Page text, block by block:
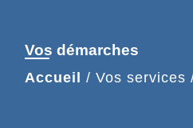
Vos démarches
Accueil / Vos services